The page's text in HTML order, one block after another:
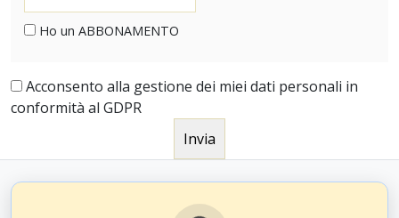
Ho un ABBONAMENTO
Acconsento alla gestione dei miei dati personali in
conformità al GDPR